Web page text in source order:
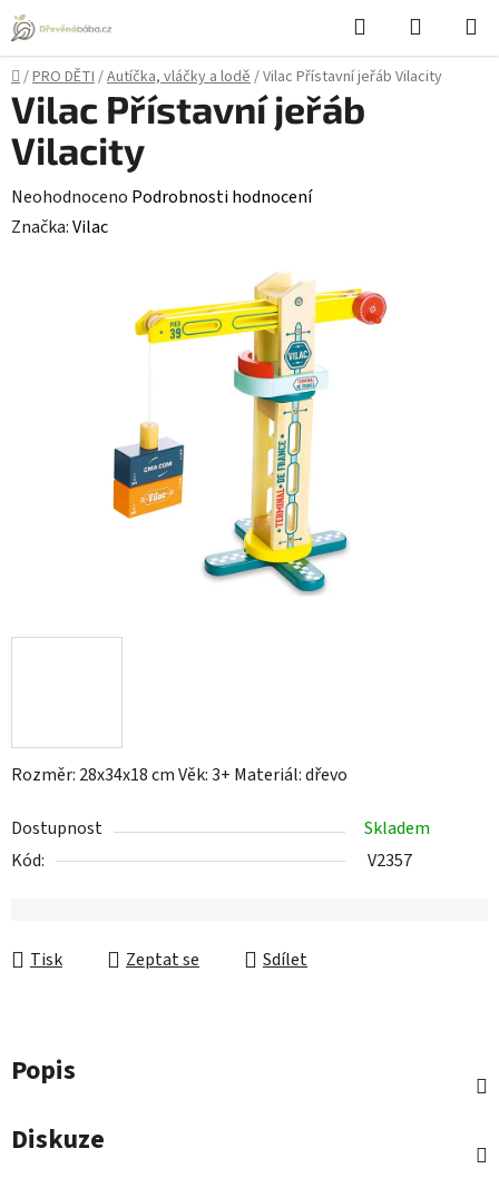
Přejít
na
obsah
Hledat
KOŠÍK
Domů
/PRO DĚTI/Autíčka, vláčky a lodě/Vilac Přístavní jeřáb Vilacity
Rozměr: 28x34x18 cm Věk: 3+ Materiál: dřevo
Dostupnost
Skladem
Kód:
V2357
Tisk Zeptat se Sdílet
Vilac Přístavní jeřáb
Vilacity
Průměrné
hodnocení
Neohodnoceno Podrobnosti hodnocení
Značka:Vilac
Popis
Diskuze